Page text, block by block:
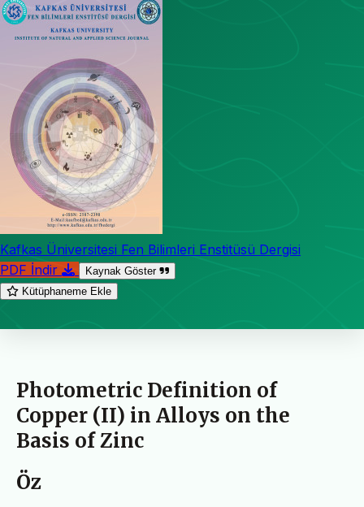
Kafkas Üniversitesi Fen Bilimleri Enstitüsü Dergisi
PDF İndir
Kaynak Göster
Kütüphaneme Ekle
Photometric Definition of
Copper (II) in Alloys on the
Basis of Zinc
Öz